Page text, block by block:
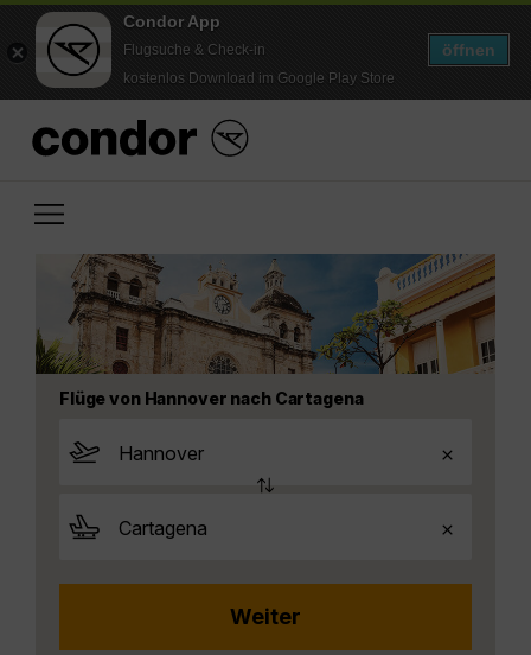
Condor App
Flugsuche & Check-in
kostenlos Download im Google Play Store
öffnen
Flüge von Hannover nach Cartagena